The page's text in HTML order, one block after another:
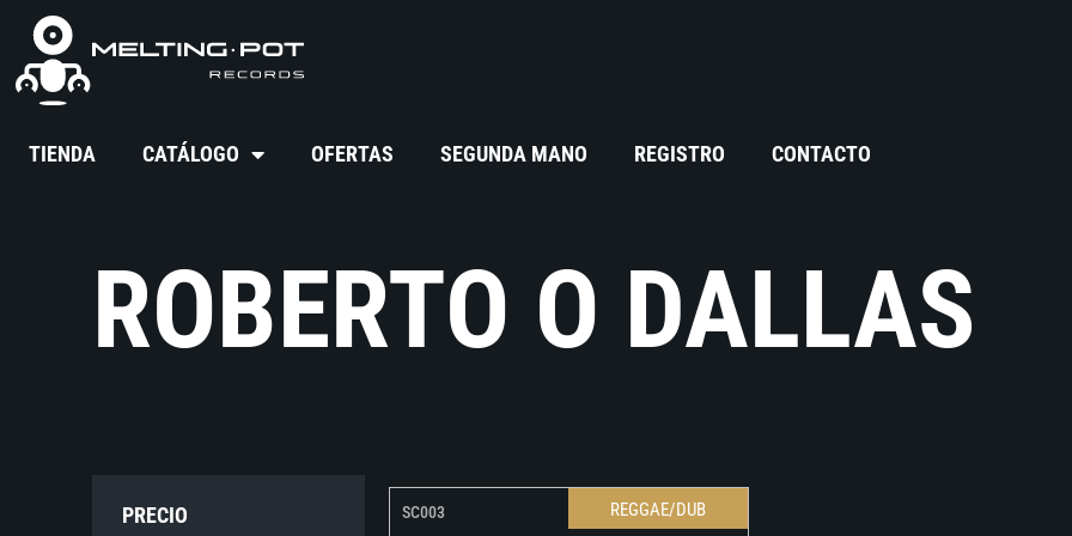
TIENDA CATÁLOGO OFERTAS SEGUNDA MANO REGISTRO CONTACTO
ROBERTO O DALLAS
PRECIO SC003 REGGAE/DUB